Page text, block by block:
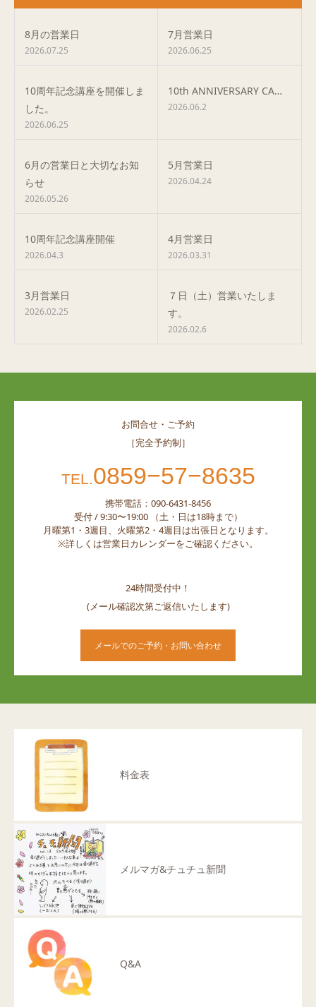
8月の営業日
2026.07.25
7月営業日
2026.06.25
10周年記念講座を開催しま
した。
2026.06.25
10th ANNIVERSARY CA…
2026.06.2
6月の営業日と大切なお知
らせ
2026.05.26
5月営業日
2026.04.24
10周年記念講座開催
2026.04.3
4月営業日
2026.03.31
3月営業日
2026.02.25
７日（土）営業いたしま
す。
2026.02.6
お問合せ・ご予約
［完全予約制］
TEL.0859−57−8635
携帯電話：090-6431-8456
受付 / 9:30〜19:00 （土・日は18時まで）
月曜第1・3週目、火曜第2・4週目は出張日となります。
※詳しくは営業日カレンダーをご確認ください。
24時間受付中！
(メール確認次第ご返信いたします)
メールでのご予約・お問い合わせ
料金表
メルマガ&チュチュ新聞
Q&A